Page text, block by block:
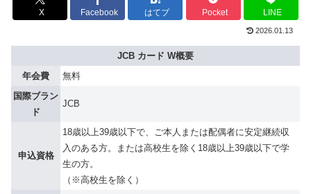
X Facebook はてブ Pocket LINE
2026.01.13
JCB カード W概要
年会費
無料
国際ブラン
ド
JCB
申込資格
18歳以上39歳以下で、ご本人または配偶者に安定継続収
入のある方。または高校生を除く18歳以上39歳以下で学
生の方。
（※高校生を除く）